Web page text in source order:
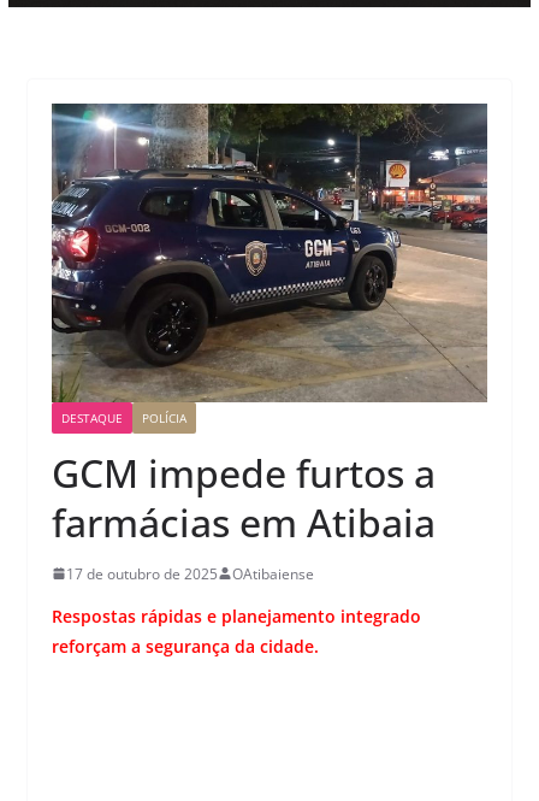
DESTAQUE POLÍCIA
GCM impede furtos a
farmácias em Atibaia
17 de outubro de 2025 OAtibaiense
Respostas rápidas e planejamento integrado
reforçam a segurança da cidade.